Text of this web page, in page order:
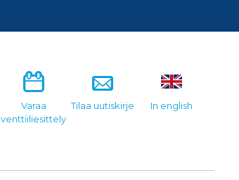
Varaa
venttiiliesittely
Tilaa uutiskirje In english